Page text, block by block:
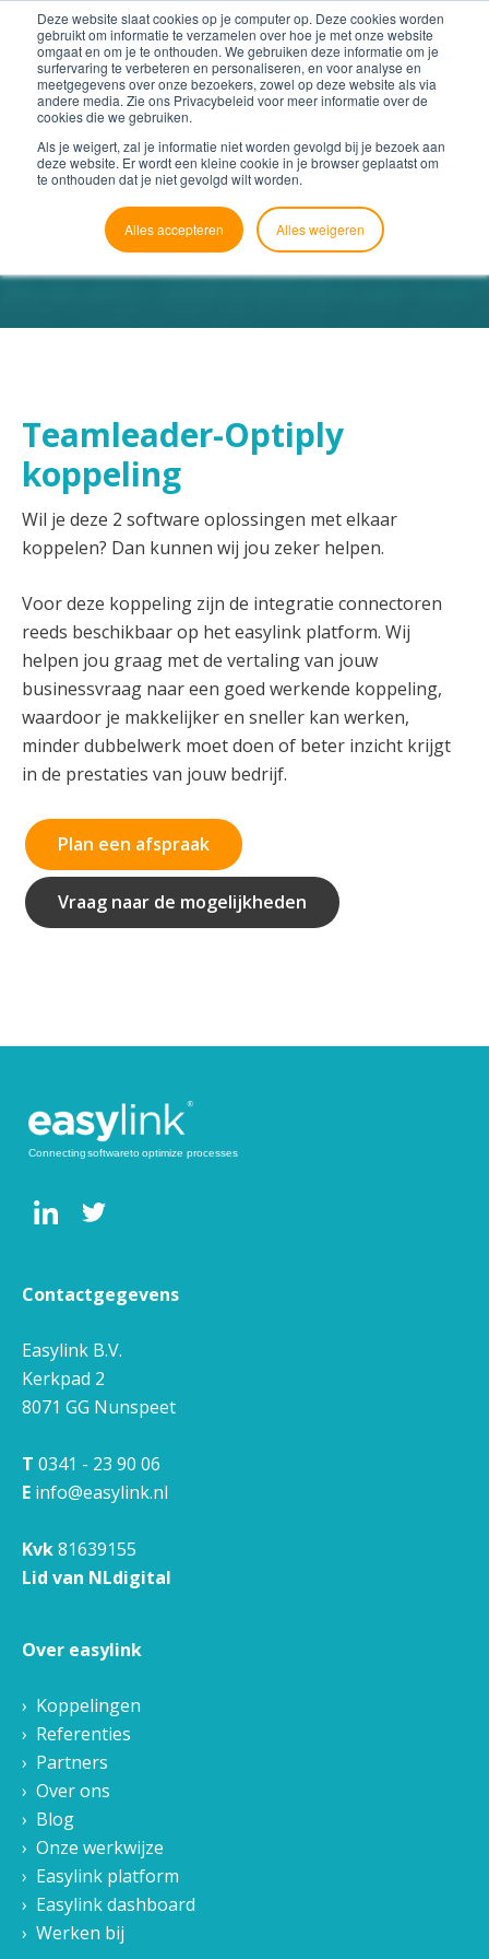
Deze website slaat cookies op je computer op. Deze cookies worden
gebruikt om informatie te verzamelen over hoe je met onze website
omgaat en om je te onthouden. We gebruiken deze informatie om je
surfervaring te verbeteren en personaliseren, en voor analyse en
meetgegevens over onze bezoekers, zowel op deze website als via
andere media. Zie ons Privacybeleid voor meer informatie over de
cookies die we gebruiken.
Als je weigert, zal je informatie niet worden gevolgd bij je bezoek aan
deze website. Er wordt een kleine cookie in je browser geplaatst om
te onthouden dat je niet gevolgd wilt worden.
Alles accepteren Alles weigeren
Teamleader-Optiply
koppeling
Wil je deze 2 software oplossingen met elkaar
koppelen? Dan kunnen wij jou zeker helpen.
Voor deze koppeling zijn de integratie connectoren
reeds beschikbaar op het easylink platform. Wij
helpen jou graag met de vertaling van jouw
businessvraag naar een goed werkende koppeling,
waardoor je makkelijker en sneller kan werken,
minder dubbelwerk moet doen of beter inzicht krijgt
in de prestaties van jouw bedrijf.
Plan een afspraak
Vraag naar de mogelijkheden
Contactgegevens
Easylink B.V.
Kerkpad 2
8071 GG Nunspeet
T 0341 - 23 90 06
E info@easylink.nl
Kvk81639155
Lid van NLdigital
Over easylink
Koppelingen
Referenties
Partners
Over ons
Blog
Onze werkwijze
Easylink platform
Easylink dashboard
Werken bij